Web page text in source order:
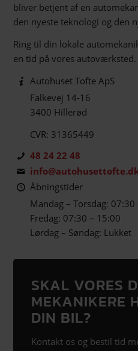
SKAL VORES
MEKANIKERE
DIN BIL?
Kontakt os og bestil tid
bliver betjent af en
den nyeste teknologi og den
Ring til din lokale
en tid på vores autoværksted.
Autohuset Tofte ApS
Falkevej 14-16
3400 Hillerød
CVR: 31365449
48 24 22 48
Åbningstider
Mandag – Torsdag: 07:30
Fredag: 07:30 – 15:00
Lørdag – Søndag: Lukket